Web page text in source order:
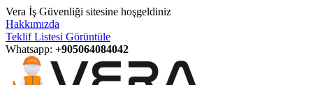
Vera İş Güvenliği sitesine hoşgeldiniz
Hakkımızda
Teklif Listesi Görüntüle
Whatsapp: +905064084042